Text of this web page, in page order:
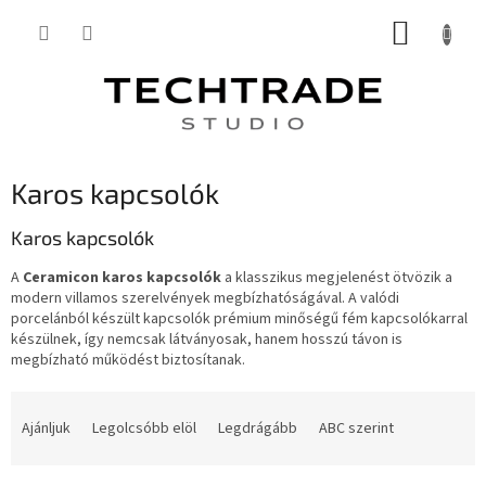
KOSÁR
Karos kapcsolók
Karos kapcsolók
A Ceramicon karos kapcsolók a klasszikus megjelenést ötvözik a
modern villamos szerelvények megbízhatóságával. A valódi
porcelánból készült kapcsolók prémium minőségű fém kapcsolókarral
készülnek, így nemcsak látványosak, hanem hosszú távon is
megbízható működést biztosítanak.
Ajánljuk Legolcsóbb elöl Legdrágább ABC szerint